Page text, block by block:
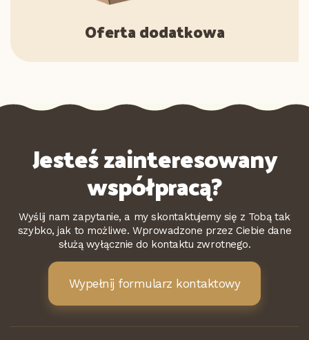
Oferta dodatkowa
Jesteś zainteresowany
współpracą?
Wyślij nam zapytanie, a my skontaktujemy się z Tobą tak
szybko, jak to możliwe. Wprowadzone przez Ciebie dane
służą wyłącznie do kontaktu zwrotnego.
Wypełnij formularz kontaktowy